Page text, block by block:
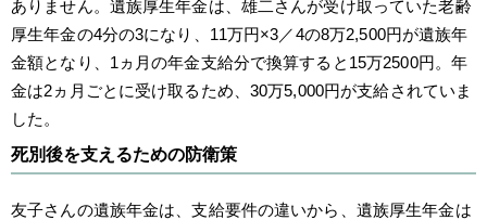
ありません。遺族厚生年金は、雄二さんが受け取っていた老齢
厚生年金の4分の3になり、11万円×3／4の8万2,500円が遺族年
金額となり、1ヵ月の年金支給分で換算すると15万2500円。年
金は2ヵ月ごとに受け取るため、30万5,000円が支給されていま
した。
死別後を支えるための防衛策
友子さんの遺族年金は、支給要件の違いから、遺族厚生年金は